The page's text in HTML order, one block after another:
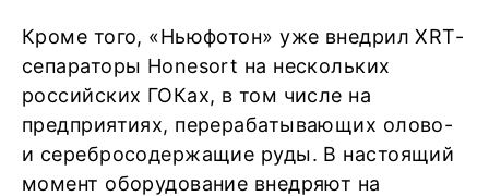
Кроме того, «Ньюфотон» уже внедрил XRT-
сепараторы Honesort на нескольких
российских ГОКах, в том числе на
предприятиях, перерабатывающих олово-
и серебросодержащие руды. В настоящий
момент оборудование внедряют на